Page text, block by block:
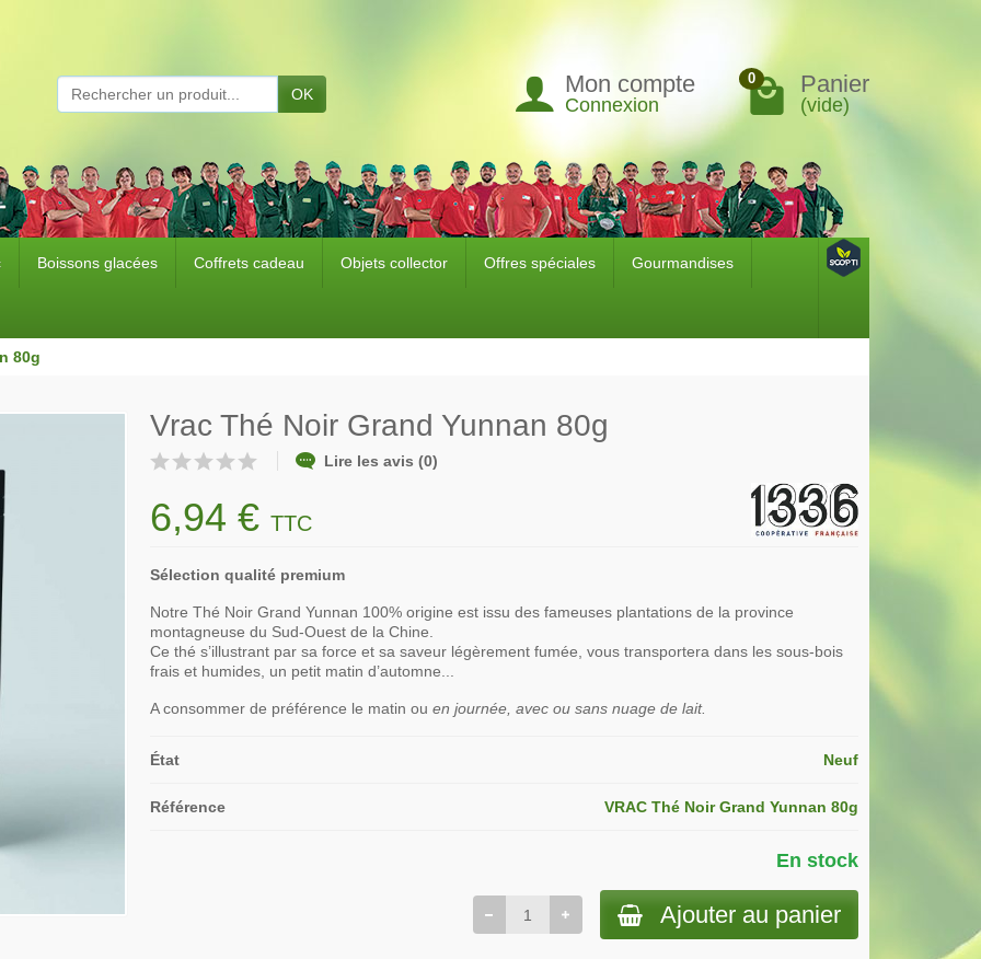
OK Mon compte
Connexion
0 Panier
(vide)
Boissons glacées Coffrets cadeau Objets collector Offres spéciales Gourmandises
80g
Vrac Thé Noir Grand Yunnan 80g
Lire les avis (0)
6,94 €TTC
Sélection qualité premium
Notre Thé Noir Grand Yunnan 100% origine est issu des fameuses plantations de la province
montagneuse du Sud-Ouest de la Chine.
Ce thé s’illustrant par sa force et sa saveur légèrement fumée, vous transportera dans les sous-bois
frais et humides, un petit matin d’automne...
A consommer de préférence le matin ou en journée, avec ou sans nuage de lait.
État Neuf
Référence VRAC Thé Noir Grand Yunnan 80g
En stock
Ajouter au panier